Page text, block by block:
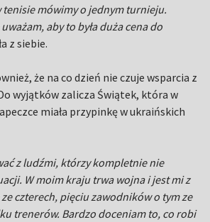
tenisie mówimy o jednym turnieju.
aby to była duża cena do
z siebie.
że na co dzień nie czuje wsparcia z
wyjątków zalicza Świątek, która w
miała przypinkę w ukraińskich
z ludźmi, którzy kompletnie nie
W moim kraju trwa wojna i jest mi z
czterech, pięciu zawodników o tym ze
trenerów. Bardzo doceniam to, co robi